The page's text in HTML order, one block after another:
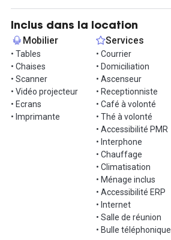
Inclus dans la location
Mobilier
• Tables
• Chaises
• Scanner
• Vidéo projecteur
• Ecrans
• Imprimante
Services
• Courrier
• Domiciliation
• Ascenseur
• Receptionniste
• Café à volonté
• Thé à volonté
• Accessibilité PMR
• Interphone
• Chauffage
• Climatisation
• Ménage inclus
• Accessibilité ERP
• Internet
• Salle de réunion
• Bulle téléphonique